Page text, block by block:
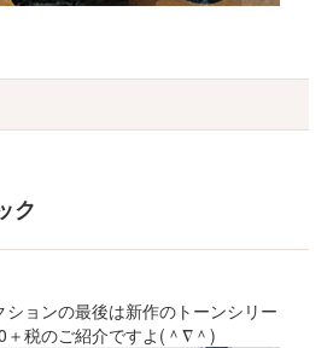
ク
ションの最後は新作のトーンシリー
＋税のご紹介ですよ(＾∇＾)